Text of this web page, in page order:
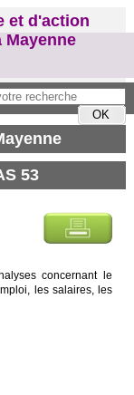
et d'action
Mayenne
concernant le
les salaires, les